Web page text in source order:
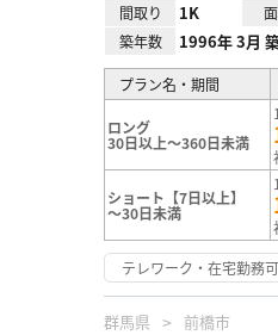
間取り 1K
築年数 1996年 3月
プラン名・期間
ロング
30日以上～360日未満
ショート【7日以上】
～30日未満
テレワーク・在宅勤務可
群馬県 前橋市